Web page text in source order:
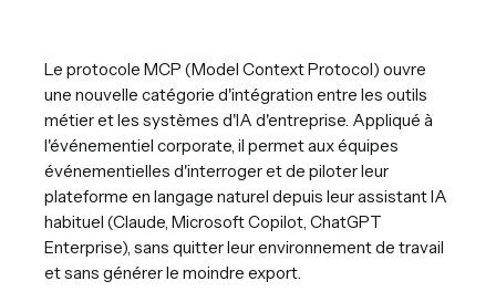
Le protocole MCP (Model Context Protocol) ouvre
une nouvelle catégorie d'intégration entre les outils
métier et les systèmes d'IA d'entreprise. Appliqué à
l'événementiel corporate, il permet aux équipes
événementielles d'interroger et de piloter leur
plateforme en langage naturel depuis leur assistant IA
habituel (Claude, Microsoft Copilot, ChatGPT
Enterprise), sans quitter leur environnement de travail
et sans générer le moindre export.